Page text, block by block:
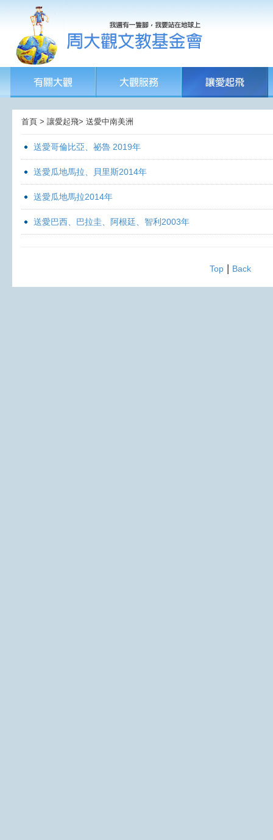
首頁 > 讓愛起飛> 送愛中南美洲
送愛哥倫比亞、祕魯 2019年
送愛瓜地馬拉、貝里斯2014年
送愛瓜地馬拉2014年
送愛巴西、巴拉圭、阿根廷、智利2003年
Top| Back